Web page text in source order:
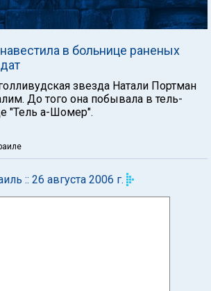
в больнице раненых
звезда Натали Портман
До того она побывала в тель-
"Тель а-Шомер".
:: 26 августа 2006 г.